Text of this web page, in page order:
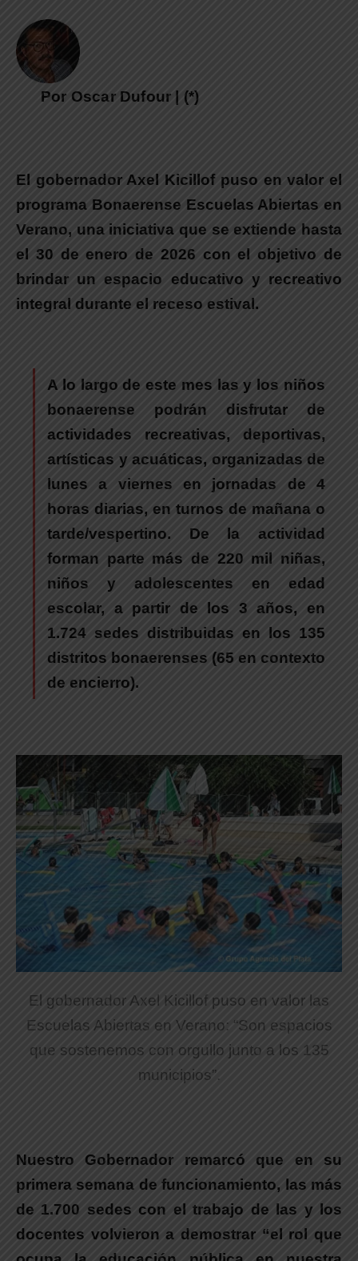
Por Oscar Dufour | (*)
El gobernador Axel Kicillof puso en valor el
programa Bonaerense Escuelas Abiertas en
Verano, una iniciativa que se extiende hasta
el 30 de enero de 2026 con el objetivo de
brindar un espacio educativo y recreativo
integral durante el receso estival.
A lo largo de este mes las y los niños
bonaerense podrán disfrutar de
actividades recreativas, deportivas,
artísticas y acuáticas, organizadas de
lunes a viernes en jornadas de 4
horas diarias, en turnos de mañana o
tarde/vespertino. De la actividad
forman parte más de 220 mil niñas,
niños y adolescentes en edad
escolar, a partir de los 3 años, en
1.724 sedes distribuidas en los 135
distritos bonaerenses (65 en contexto
de encierro).
El gobernador Axel Kicillof puso en valor las
Escuelas Abiertas en Verano: “Son espacios
que sostenemos con orgullo junto a los 135
municipios”.
Nuestro Gobernador remarcó que en su
primera semana de funcionamiento, las más
de 1.700 sedes con el trabajo de las y los
docentes volvieron a demostrar “el rol que